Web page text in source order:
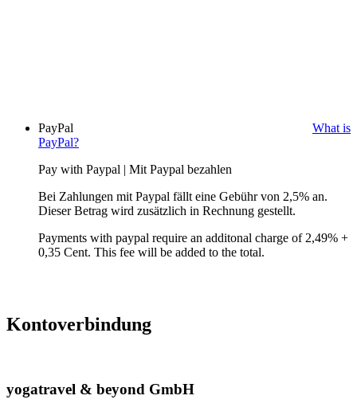
PayPal
What is
PayPal?
Pay with Paypal | Mit Paypal bezahlen
Bei Zahlungen mit Paypal fällt eine Gebühr von 2,5% an.
Dieser Betrag wird zusätzlich in Rechnung gestellt.
Payments with paypal require an additonal charge of 2,49% +
0,35 Cent. This fee will be added to the total.
Kontoverbindung
yogatravel & beyond GmbH